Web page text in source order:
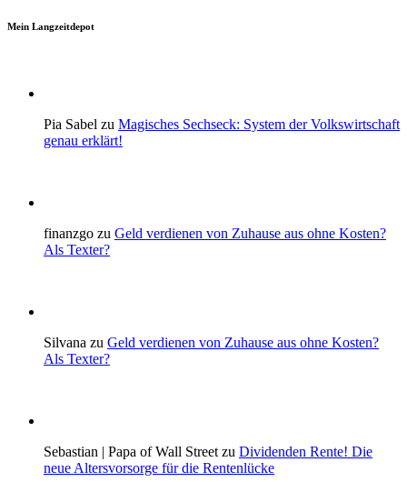
Mein Langzeitdepot
Pia Sabel zu Magisches Sechseck: System der Volkswirtschaft
genau erklärt!
finanzgo zu Geld verdienen von Zuhause aus ohne Kosten?
Als Texter?
Silvana zu Geld verdienen von Zuhause aus ohne Kosten?
Als Texter?
Sebastian | Papa of Wall Street zu Dividenden Rente! Die
neue Altersvorsorge für die Rentenlücke